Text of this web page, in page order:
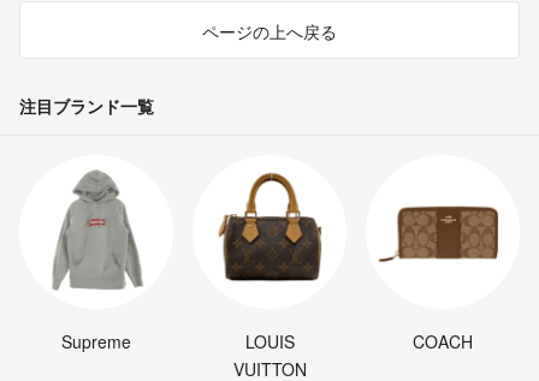
ページの上へ戻る
注目ブランド一覧
Supreme
LOUIS
VUITTON
COACH